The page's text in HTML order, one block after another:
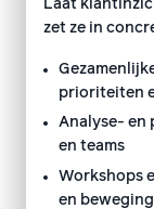
Laat
zet ze in
prioriteiten
Analyse- en
en teams
Workshops
en